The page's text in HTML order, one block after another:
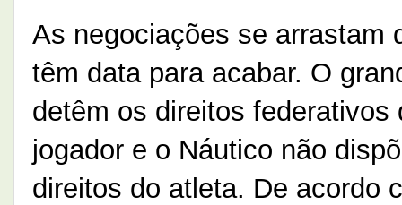
As negociações se arrastam
têm data para acabar. O
detêm os direitos
jogador e o Náutico não
direitos do atleta. De acordo